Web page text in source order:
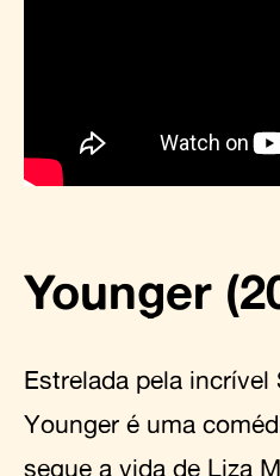
Younger
Estrelada pela incrível
Younger é uma
segue a vida de Liza